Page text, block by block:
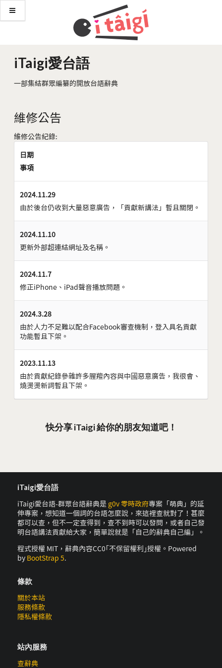
iTaigi愛台語
一部集結群眾編纂的開放台語辭典
維修公告
維修公告紀錄:
日期
事項
2024.11.29
由於後台仍收到大量惡意廣告，「貢獻新講法」暫且關閉。
2024.11.10
更新外部超連結網址及名稱。
2024.11.7
修正iPhone、iPad聲音播放問題。
2024.3.28
由於人力不足難以配合Facebook審查機制，登入具名貢獻
功能暫且下架。
2023.11.13
由於貢獻紀錄參雜許多腥羶內容與中國惡意廣告，我很會、
燒燙燙新詞暫且下架。
快分享 iTaigi 給你的朋友知道吧！
iTaigi愛台語
iTaigi愛台語-群眾台語辭典是 g0v 零時政府專案「萌典」的延
伸專案，想知道一個詞的台語怎麼說，來這裡查就對了！甚麼
都可以查，但不一定查得到，查不到時可以發問，或者自己發
明台語講法貢獻給大家，簡單說就是「自己的辭典自己編」。
程式授權 MIT，辭典內容CC0｢不保留權利｣授權。Powered
by BootStrap 5.
條款
關於本站
服務條款
隱私權條款
站內服務
查辭典